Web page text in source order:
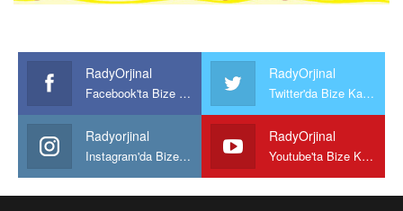
RadyOrjinal
Facebook'ta Bize Katılın
RadyOrjinal
Twitter'da Bize Katılın
Radyorjinal
Instagram'da Bize katılın
RadyOrjinal
Youtube'ta Bize Katılın